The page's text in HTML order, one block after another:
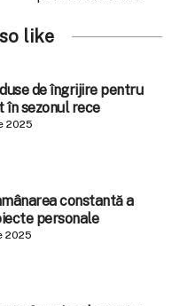
like
de îngrijire pentru
în sezonul rece
2025
constantă a
personale
2025